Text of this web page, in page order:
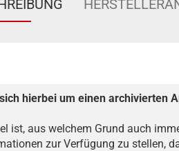
hierbei um einen archivierten
ist, aus welchem Grund auch
zur Verfügung zu stellen,